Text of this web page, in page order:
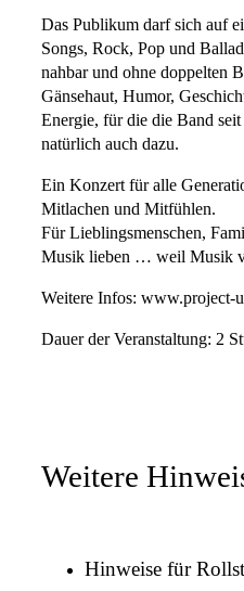
Das Publikum darf sich auf
Songs, Rock, Pop und
nahbar und ohne doppelten
Gänsehaut, Humor,
Energie, für die die Band seit
natürlich auch dazu.
Ein Konzert für alle
Mitlachen und Mitfühlen.
Für Lieblingsmenschen,
Musik lieben … weil Musik
Weitere Infos: www.project-
Dauer der Veranstaltung: 2
Weitere
Hinweise für